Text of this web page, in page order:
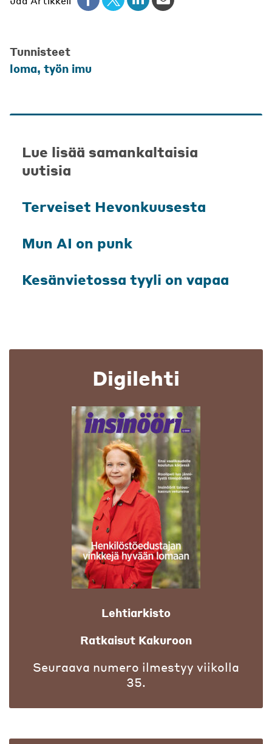
Tunnisteet
loma, työn imu
Lue lisää samankaltaisia
uutisia
Terveiset Hevonkuusesta
Mun AI on punk
Kesänvietossa tyyli on vapaa
Digilehti
Lehtiarkisto
Ratkaisut Kakuroon
Seuraava numero ilmestyy viikolla
35.